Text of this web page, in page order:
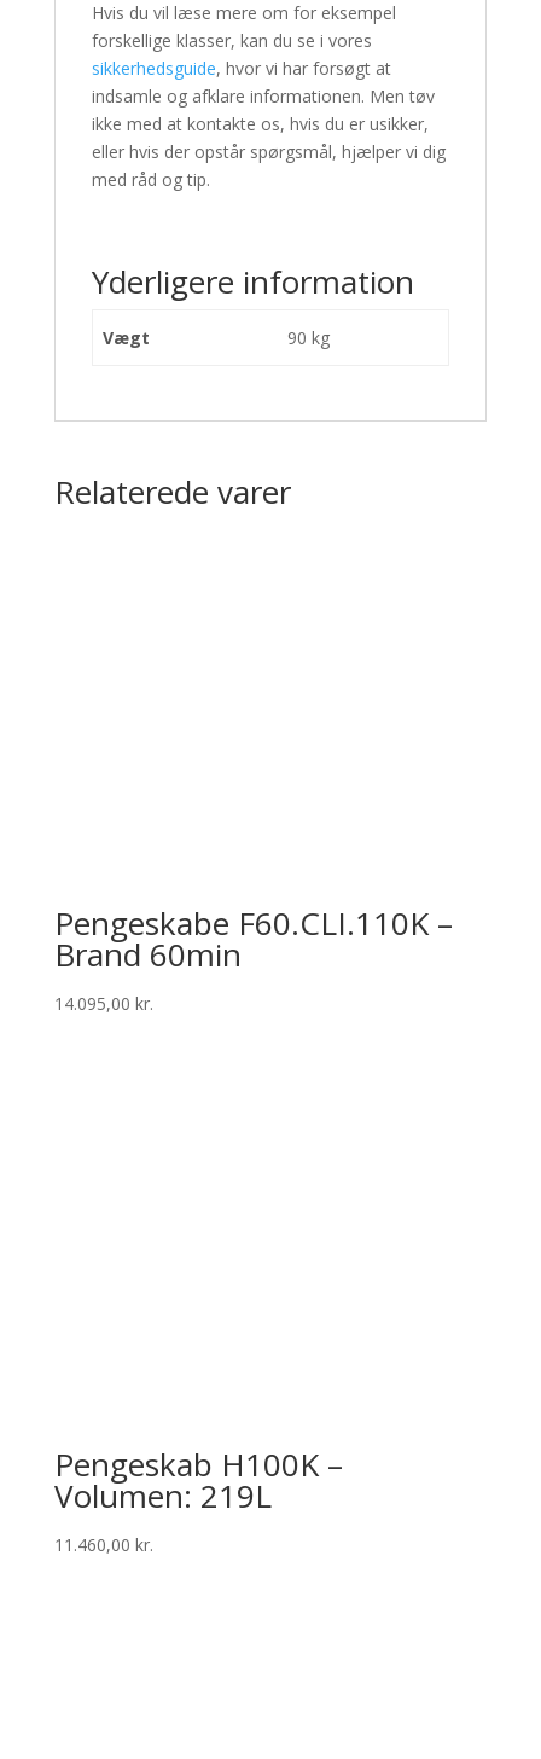
Hvis du vil læse mere om for eksempel
forskellige klasser, kan du se i vores
sikkerhedsguide, hvor vi har forsøgt at
indsamle og afklare informationen. Men tøv
ikke med at kontakte os, hvis du er usikker,
eller hvis der opstår spørgsmål, hjælper vi dig
med råd og tip.
Yderligere information
Vægt 90 kg
Relaterede varer
Pengeskabe F60.CLI.110K –
Brand 60min
14.095,00 kr.
Pengeskab H100K –
Volumen: 219L
11.460,00 kr.